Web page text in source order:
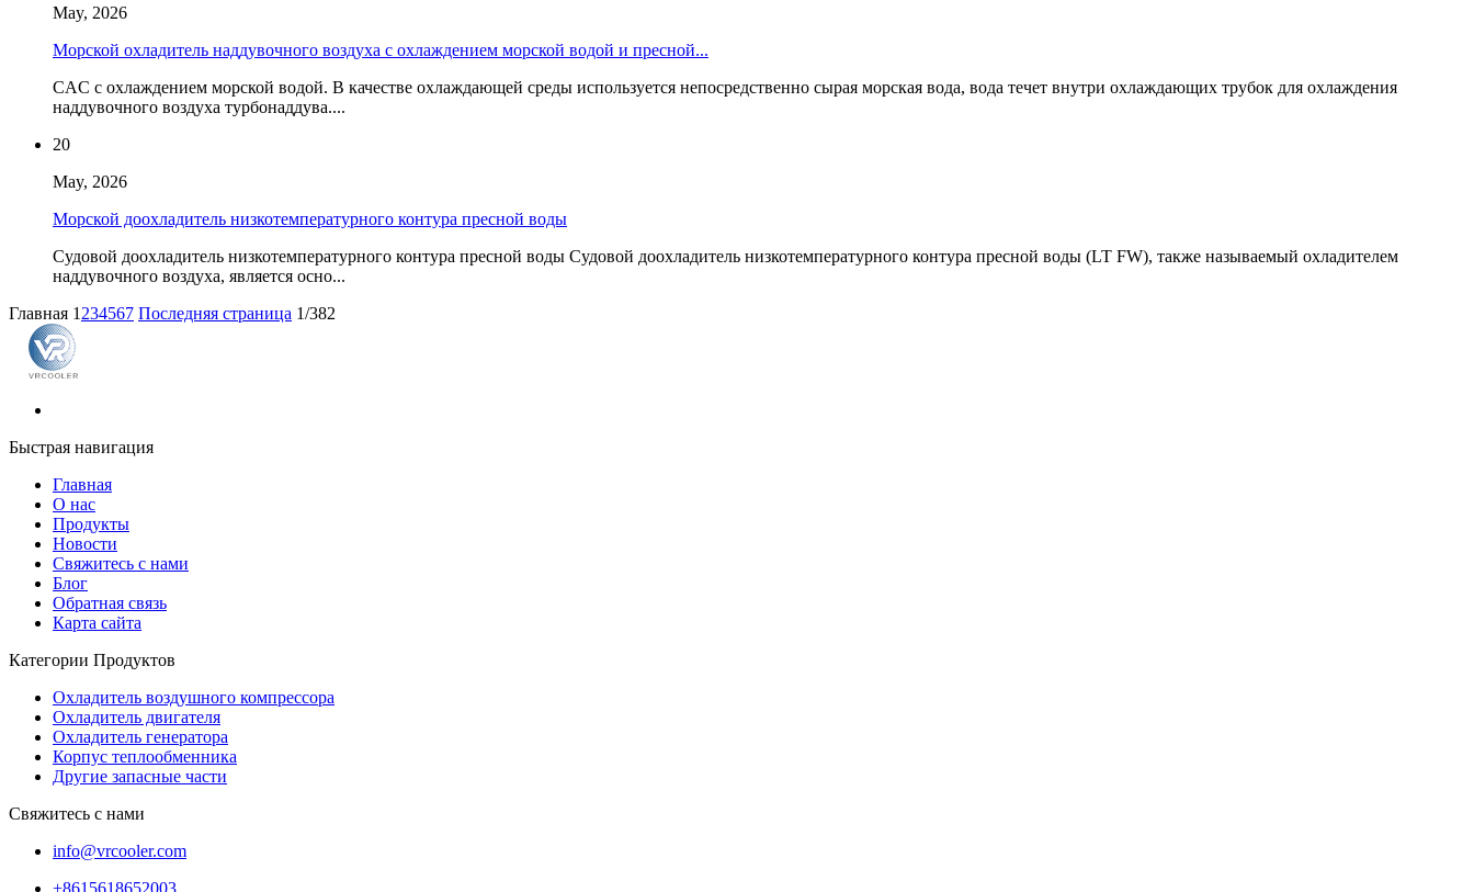
May, 2026
Морской охладитель наддувочного воздуха с охлаждением морской водой и пресной...
CAC с охлаждением морской водой. В качестве охлаждающей среды используется непосредственно сырая морская вода, вода течет внутри охлаждающих трубок для охлаждения
наддувочного воздуха турбонаддува....
20
May, 2026
Морской доохладитель низкотемпературного контура пресной воды
Судовой доохладитель низкотемпературного контура пресной воды Судовой доохладитель низкотемпературного контура пресной воды (LT FW), также называемый охладителем
наддувочного воздуха, является осно...
Главная 1 234567 Последняя страница 1/382
Быстрая навигация
Главная
О нас
Продукты
Новости
Свяжитесь с нами
Блог
Обратная связь
Карта сайта
Категории Продуктов
Охладитель воздушного компрессора
Охладитель двигателя
Охладитель генератора
Корпус теплообменника
Другие запасные части
Свяжитесь с нами
info@vrcooler.com
+8615618652003